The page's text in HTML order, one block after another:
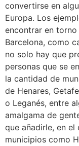
convertirse en
Europa. Los
encontrar en
Barcelona, como
no solo hay que
personas que se
la cantidad de
de Henares,
o Leganés, entre
amalgama de
que añadirle, en el
municipios como